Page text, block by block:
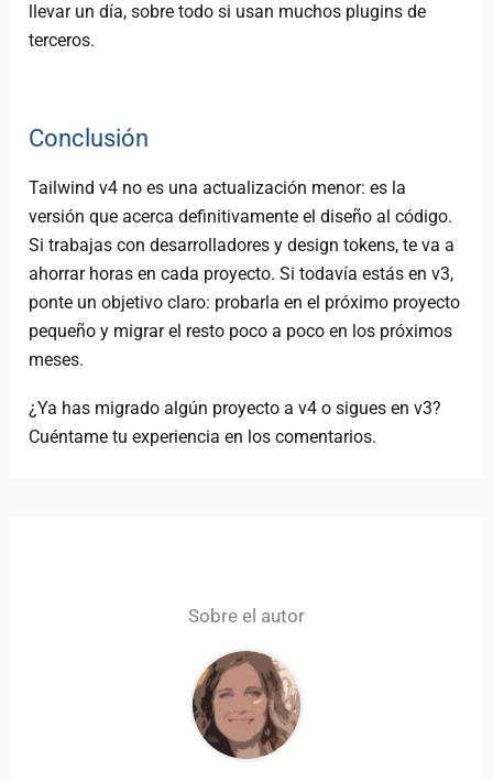
llevar un día, sobre todo si usan muchos plugins de
terceros.
Conclusión
Tailwind v4 no es una actualización menor: es la
versión que acerca definitivamente el diseño al código.
Si trabajas con desarrolladores y design tokens, te va a
ahorrar horas en cada proyecto. Si todavía estás en v3,
ponte un objetivo claro: probarla en el próximo proyecto
pequeño y migrar el resto poco a poco en los próximos
meses.
¿Ya has migrado algún proyecto a v4 o sigues en v3?
Cuéntame tu experiencia en los comentarios.
Sobre el autor